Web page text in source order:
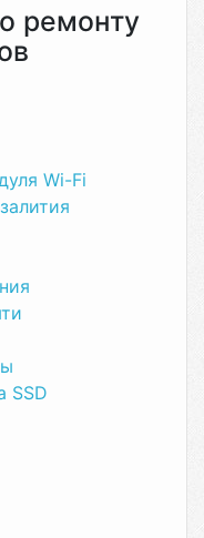
ремонту
Wi-Fi
SSD